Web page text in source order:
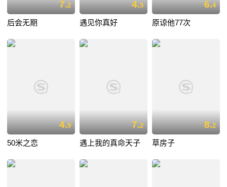
7.2
后会无期
4.5
遇见你真好
6.4
原谅他77次
4.9
50米之恋
7.2
遇上我的真命天子
8.2
草房子